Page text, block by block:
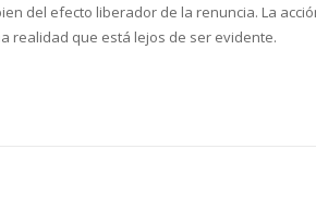
del efecto liberador de la renuncia. La
realidad que está lejos de ser evidente.